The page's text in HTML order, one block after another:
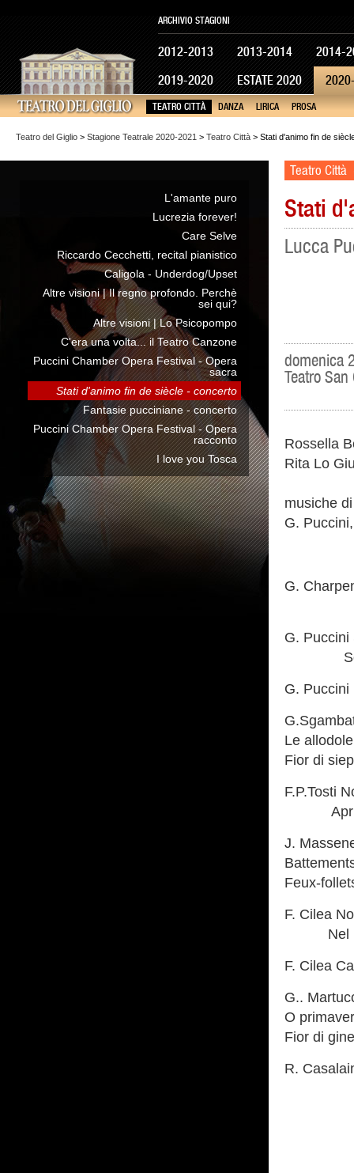
2012-2013 2013-2014
2014-
2019-2020
ESTATE 2020
ARCHIVIO STAGIONI
TEATRO CITTÀ DANZA LIRICA PROSA
Teatro del Giglio > Stagione Teatrale 2020-2021 > Teatro Città > Stati d'animo fin de
L'amante puro
Lucrezia forever!
Care Selve
Riccardo Cecchetti, recital pianistico
Caligola - Underdog/Upset
Altre visioni | Il regno profondo. Perchè
sei qui?
Altre visioni | Lo Psicopompo
C'era una volta... il Teatro Canzone
Puccini Chamber Opera Festival - Opera
sacra
Stati d'animo fin de siècle - concerto
Fantasie pucciniane - concerto
Puccini Chamber Opera Festival - Opera
racconto
I love you Tosca
Teatro Città
Stati
Lucca
domenica
Teatro San
Rossella
Rita Lo
musiche
G.
G.
G. Puccini
G. Puccini
Le allodole
Fior di
F.P.Tosti
J.
Feux-
F. Cilea
Nel
F. Cilea
G..
O
Fior di
R.